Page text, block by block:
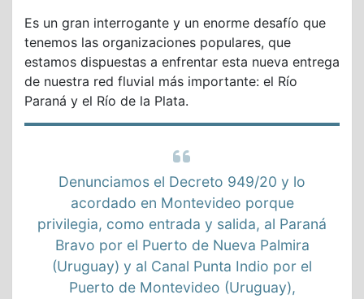
Es un gran interrogante y un enorme desafío que
tenemos las organizaciones populares, que
estamos dispuestas a enfrentar esta nueva entrega
de nuestra red fluvial más importante: el Río
Paraná y el Río de la Plata.
Denunciamos el Decreto 949/20 y lo
acordado en Montevideo porque
privilegia, como entrada y salida, al Paraná
Bravo por el Puerto de Nueva Palmira
(Uruguay) y al Canal Punta Indio por el
Puerto de Montevideo (Uruguay),